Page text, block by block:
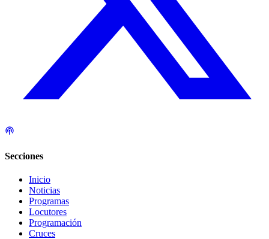
Secciones
Inicio
Noticias
Programas
Locutores
Programación
Cruces